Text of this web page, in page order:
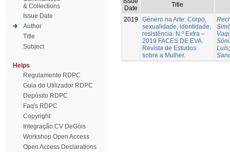
& Collections
Issue Date
Author
Title
Subject
Helps
Regulamento RDPC
Guia do Utilizador RDPC
Depósito RDPC
Faq's RDPC
Copyright
Integração CV DeGóis
Workshop Open Access
Open Access Declarations
Date
Title
2019
Género na Arte: Corpo,
sexualidade, identidade,
resistência. N.º Extra –
2019 FACES DE EVA.
Revista de Estudos
sobre a Mulher.
Luís